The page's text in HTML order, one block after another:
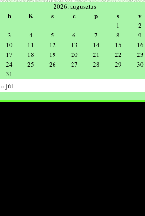
2026. augusztus
h K s c p s v
1
2
3
4 5 6 7 8
9
10
11 12 13 14 15
16
17
18 19 20 21 22
23
24
25 26 27 28 29
30
31
« júl